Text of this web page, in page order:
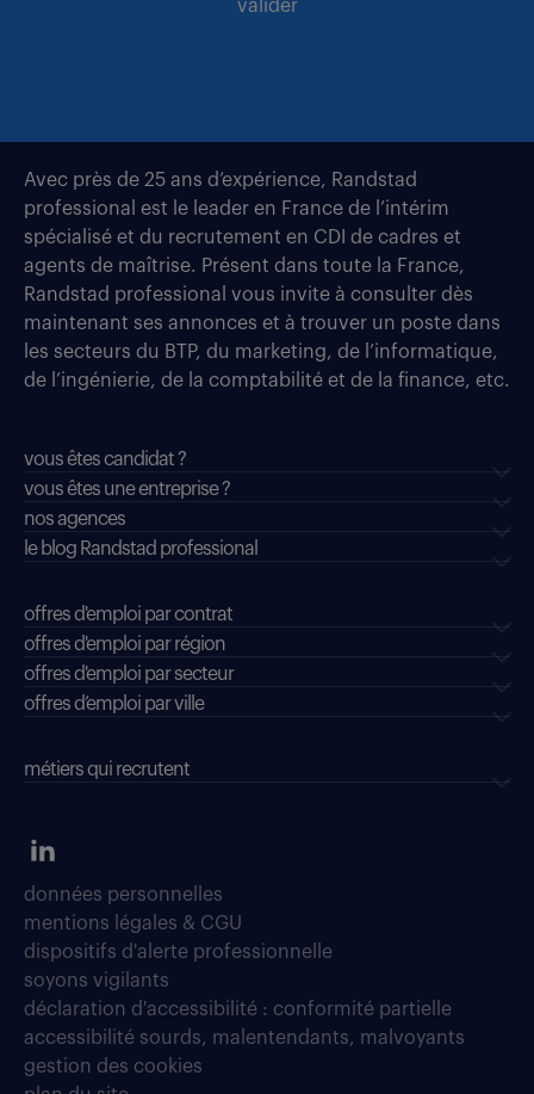
valider
Avec près de 25 ans d’expérience, Randstad
professional est le leader en France de l’intérim
spécialisé et du recrutement en CDI de cadres et
agents de maîtrise. Présent dans toute la France,
Randstad professional vous invite à consulter dès
maintenant ses annonces et à trouver un poste dans
les secteurs du BTP, du marketing, de l’informatique,
de l’ingénierie, de la comptabilité et de la finance, etc.
vous êtes candidat ?
vous êtes une entreprise ?
nos agences
le blog Randstad professional
offres d'emploi par contrat
offres d'emploi par région
offres d'emploi par secteur
offres d’emploi par ville
métiers qui recrutent
données personnelles
mentions légales & CGU
dispositifs d'alerte professionnelle
soyons vigilants
déclaration d'accessibilité : conformité partielle
accessibilité sourds, malentendants, malvoyants
gestion des cookies